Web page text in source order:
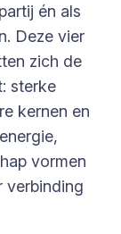
én als
Deze vier
zich de
sterke
kernen en
vormen
verbinding